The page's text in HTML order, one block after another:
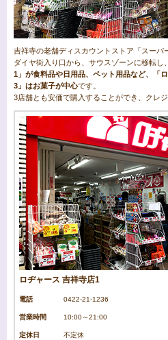
吉祥寺の老舗ディスカウントストア「スーパ
ダイヤ街入り口から、サウスゾーンに移転し
1」が食料品や日用品、ペット用品など、「
3」はお菓子が中心です。
3店舗とも安価で購入することができ、クレ
ロヂャース 吉祥寺店1
電話 0422-21-1236
営業時間 10:00～21:00
定休日 不定休